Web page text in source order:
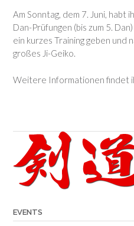
Am Sonntag, dem 7. Juni, habt
Dan-Prüfungen (bis zum 5.
ein kurzes Training geben und
großes Ji-Geiko.
Weitere Informationen findet
EVENTS